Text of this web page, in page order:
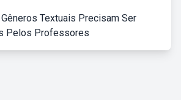
Textuais Precisam Ser
Pelos Professores